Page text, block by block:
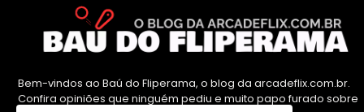
Bem-vindos ao Baú do Fliperama, o blog da arcadeflix.com.br.
Confira opiniões que ninguém pediu e muito papo furado sobre